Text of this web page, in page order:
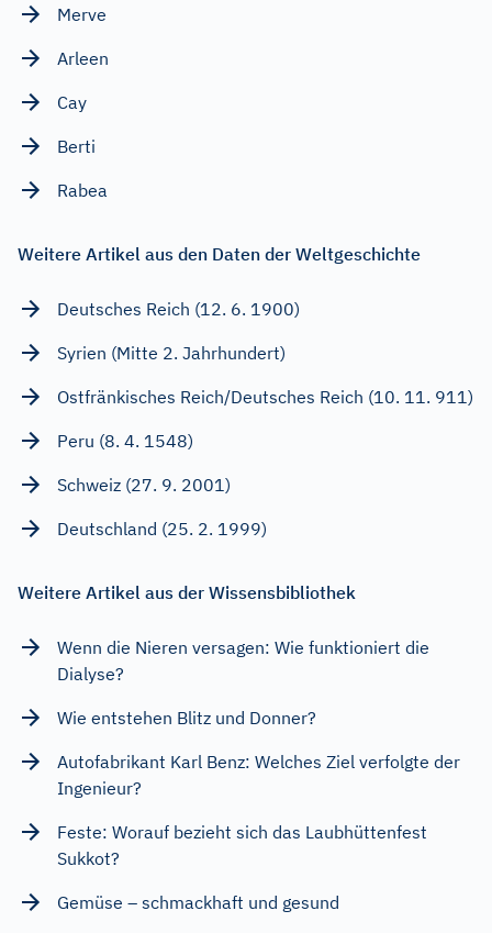
Merve
Arleen
Cay
Berti
Rabea
Weitere Artikel aus den Daten der Weltgeschichte
Deutsches Reich (12. 6. 1900)
Syrien (Mitte 2. Jahrhundert)
Ostfränkisches Reich/Deutsches Reich (10. 11. 911)
Peru (8. 4. 1548)
Schweiz (27. 9. 2001)
Deutschland (25. 2. 1999)
Weitere Artikel aus der Wissensbibliothek
Wenn die Nieren versagen: Wie funktioniert die
Dialyse?
Wie entstehen Blitz und Donner?
Autofabrikant Karl Benz: Welches Ziel verfolgte der
Ingenieur?
Feste: Worauf bezieht sich das Laubhüttenfest
Sukkot?
Gemüse – schmackhaft und gesund